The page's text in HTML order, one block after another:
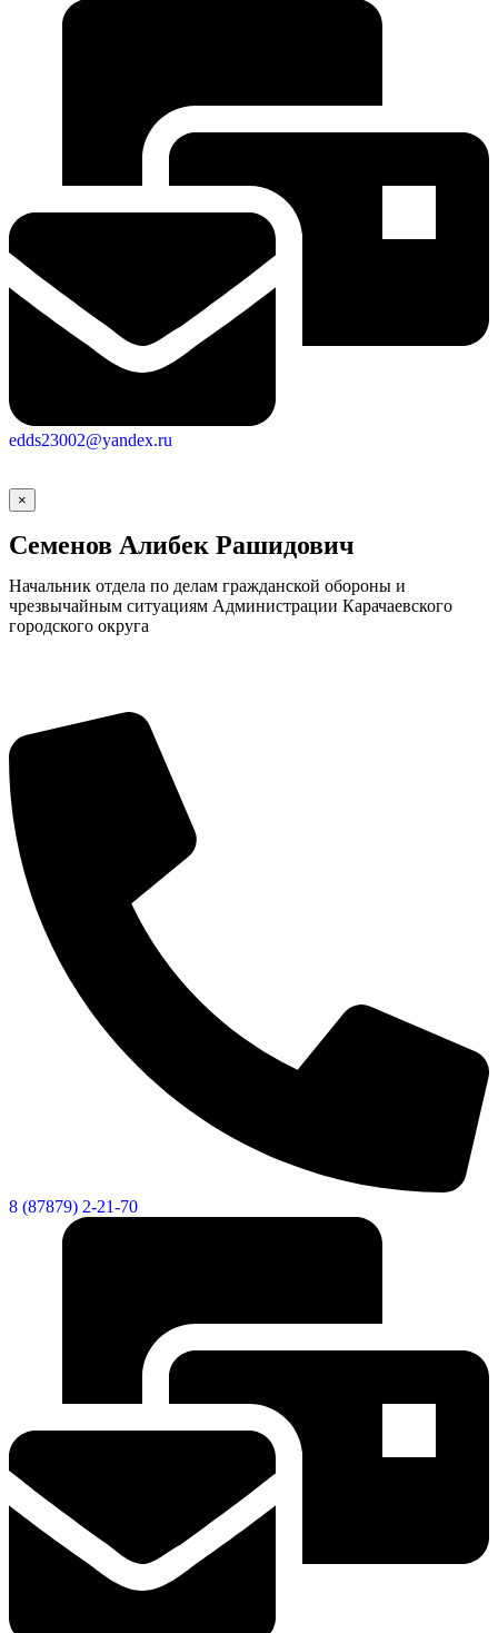
edds23002@yandex.ru
×
Семенов Алибек Рашидович
Начальник отдела по делам гражданской обороны и
чрезвычайным ситуациям Администрации Карачаевского
городского округа
8 (87879) 2-21-70